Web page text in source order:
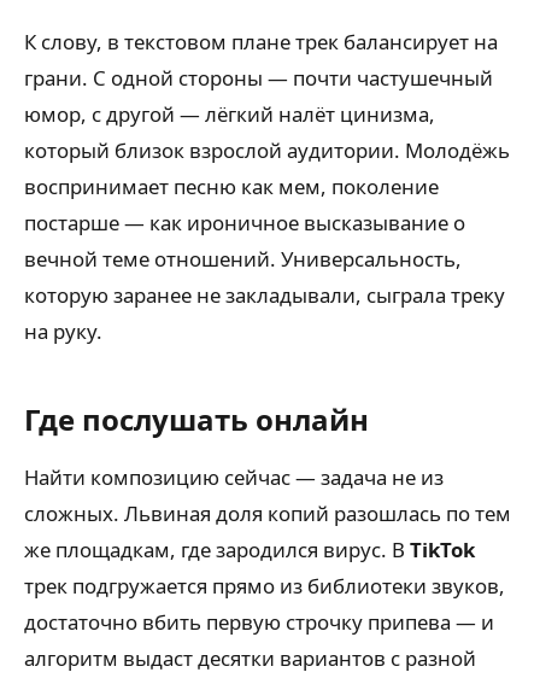
К слову, в текстовом плане трек балансирует на
грани. С одной стороны — почти частушечный
юмор, с другой — лёгкий налёт цинизма,
который близок взрослой аудитории. Молодёжь
воспринимает песню как мем, поколение
постарше — как ироничное высказывание о
вечной теме отношений. Универсальность,
которую заранее не закладывали, сыграла треку
на руку.
Где послушать онлайн
Найти композицию сейчас — задача не из
сложных. Львиная доля копий разошлась по тем
же площадкам, где зародился вирус. В TikTok
трек подгружается прямо из библиотеки звуков,
достаточно вбить первую строчку припева — и
алгоритм выдаст десятки вариантов с разной